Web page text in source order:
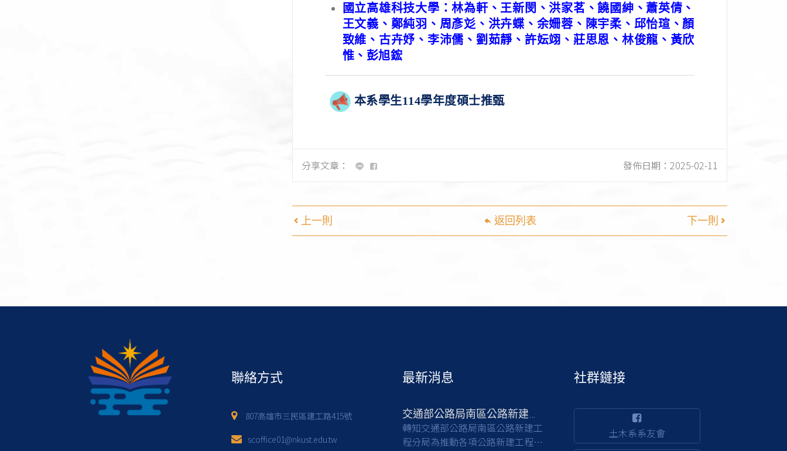
國立高雄科技大學：林為軒、王新閔、洪家茗、饒國紳、蕭英倩、
王文義、鄭純羽、周彥彣、洪卉蝶、余姍蓉、陳宇柔、邱怡瑄、顏
致維、古卉妤、李沛儒、劉茹靜、許妘翊、莊思恩、林俊龍、黃欣
惟、彭旭鋐
本系學生114學年度碩士推甄
分享文章： 發佈日期： 2025-02-11
上一則 返回列表 下一則
聯絡方式
807高雄市三民區建工路415號
scoffice01@nkust.edu.tw
最新消息
轉知交通部公路局南區公路新建工
程分局為推動各項公路新建工程，
社群鏈接
土木系系友會